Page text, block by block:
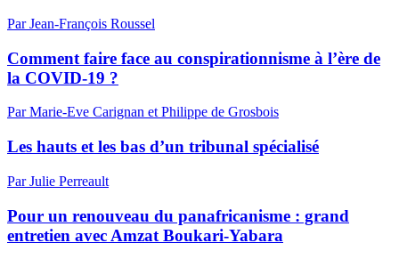
Par Jean-François Roussel
Comment faire face au conspirationnisme à l’ère de
la COVID-19 ?
Par Marie-Eve Carignan et Philippe de Grosbois
Les hauts et les bas d’un tribunal spécialisé
Par Julie Perreault
Pour un renouveau du panafricanisme : grand
entretien avec Amzat Boukari-Yabara